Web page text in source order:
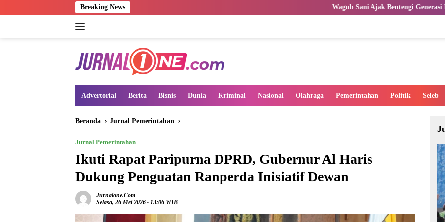
ke
Breaking News Wagub Sani Ajak Bentengi Generasi Muda Jambi dari IRET,
Advertorial Berita Bisnis Dunia Kriminal Nasional Olahraga Pemerintahan Politik Seleb
Beranda Jurnal Pemerintahan
Jurnal Pemerintahan
Ikuti Rapat Paripurna DPRD, Gubernur Al Haris
Dukung Penguatan Ranperda Inisiatif Dewan
Jurnalone.com
Selasa, 26 Mei 2026 - 13:06 WIB